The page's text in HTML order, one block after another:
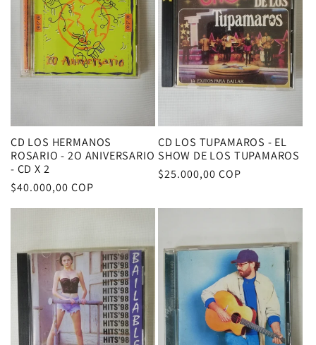
CD LOS HERMANOS
ROSARIO - 2O ANIVERSARIO
- CD X 2
Precio
habitual
$40.000,00 COP
CD LOS TUPAMAROS - EL
SHOW DE LOS TUPAMAROS
Precio
$25.000,00 COP